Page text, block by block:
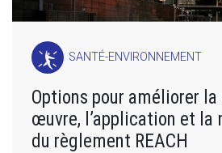
SANTÉ-ENVIRONNEMENT
Options pour améliorer la
œuvre, l’application et la
du règlement REACH